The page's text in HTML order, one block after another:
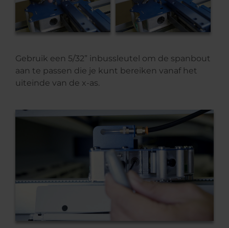
Gebruik een 5/32” inbussleutel om de spanbout
aan te passen die je kunt bereiken vanaf het
uiteinde van de x-as.